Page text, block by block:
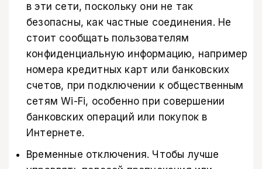
в эти сети, поскольку они не так
безопасны, как частные соединения. Не
стоит сообщать пользователям
конфиденциальную информацию, например
номера кредитных карт или банковских
счетов, при подключении к общественным
сетям Wi-Fi, особенно при совершении
банковских операций или покупок в
Интернете.
Временные отключения. Чтобы лучше